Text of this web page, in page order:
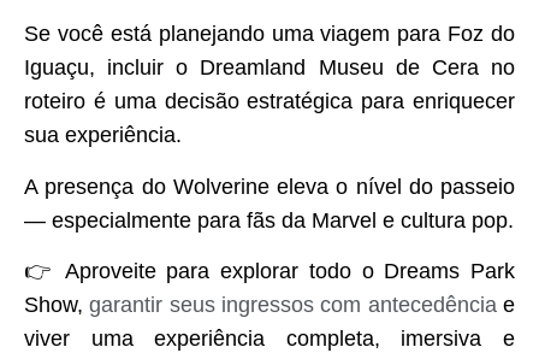
Se você está planejando uma viagem para Foz do
Iguaçu, incluir o Dreamland Museu de Cera no
roteiro é uma decisão estratégica para enriquecer
sua experiência.
A presença do Wolverine eleva o nível do passeio
— especialmente para fãs da Marvel e cultura pop.
👉 Aproveite para explorar todo o Dreams Park
Show,garantir seus ingressos com antecedênciae
viver uma experiência completa, imersiva e